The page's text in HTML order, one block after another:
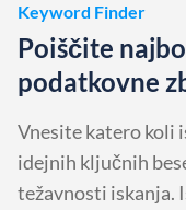
Keyword Finder
Poiščite
podatkovne
Vnesite katero koli
idejnih ključnih
težavnosti iskanja.